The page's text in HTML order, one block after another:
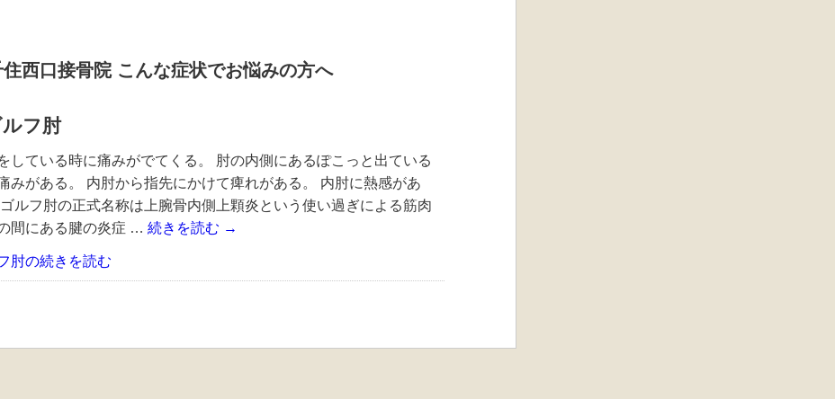
西口接骨院 こんな症状でお悩みの方へ
ルフ肘
している時に痛みがでてくる。 肘の内側にあるぽこっと出ている
みがある。 内肘から指先にかけて痺れがある。 内肘に熱感があ
ルフ肘の正式名称は上腕骨内側上顆炎という使い過ぎによる筋肉
間にある腱の炎症 … 続きを読む →
肘の続きを読む